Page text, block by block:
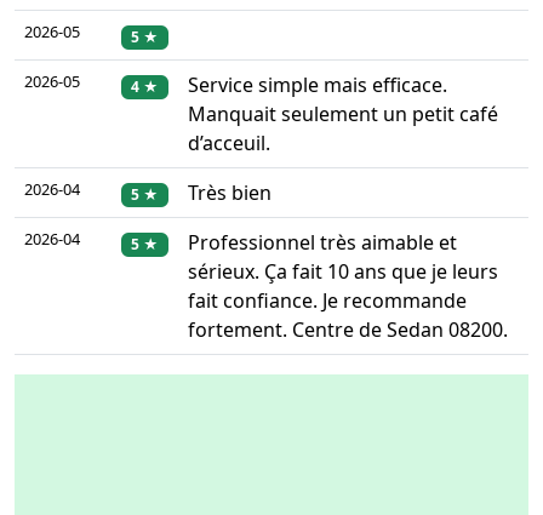
2026-05 5 ★
2026-05 4 ★
Service simple mais efficace.
Manquait seulement un petit café
d’acceuil.
2026-04 5 ★ Très bien
2026-04 5 ★
Professionnel très aimable et
sérieux. Ça fait 10 ans que je leurs
fait confiance. Je recommande
fortement. Centre de Sedan 08200.